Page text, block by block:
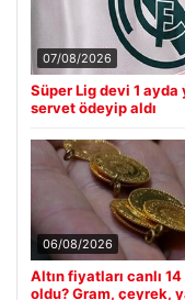
07/08/2026
Süper Lig devi 1
servet ödeyip aldı
06/08/2026
Altın fiyatları canlı
oldu? Gram, çeyrek,